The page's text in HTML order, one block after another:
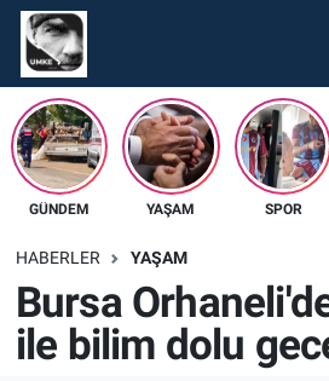
GÜNDEM YAŞAM SPOR
HABERLER YAŞAM
Bursa
ile bilim dolu
Gündem
Ekonomi
Spor
Tüm Haberler
Nöbetçi Eczaneler
Hava Durumu
Namaz Vakitleri
Süper Lig Puan Durumu ve